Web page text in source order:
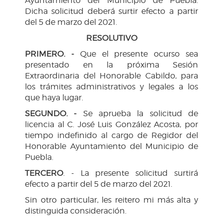
Dicha solicitud deberá surtir efecto a partir
del 5 de marzo del 2021.
RESOLUTIVO
PRIMERO. -Que el presente ocurso sea
presentado en la próxima Sesión
Extraordinaria del Honorable Cabildo, para
los trámites administrativos y legales a los
que haya lugar.
SEGUNDO. - Se aprueba la solicitud de
licencia al C. José Luis González Acosta, por
tiempo indefinido al cargo de Regidor del
Honorable Ayuntamiento del Municipio de
Puebla.
TERCERO . - La presente solicitud surtirá
efecto a partir del 5 de marzo del 2021.
Sin otro particular, les reitero mi más alta y
distinguida consideración.